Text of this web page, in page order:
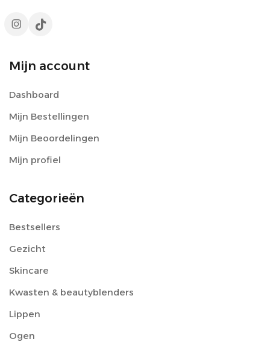
Mijn account
Dashboard
Mijn Bestellingen
Mijn Beoordelingen
Mijn profiel
Categorieën
Bestsellers
Gezicht
Skincare
Kwasten & beautyblenders
Lippen
Ogen